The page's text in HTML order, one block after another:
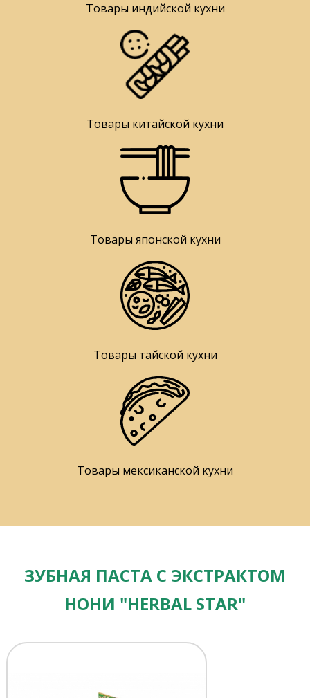
Товары индийской кухни
Товары китайской кухни
Товары японской кухни
Товары тайской кухни
Товары мексиканской кухни
ЗУБНАЯ ПАСТА С ЭКСТРАКТОМ
НОНИ "HERBAL STAR"